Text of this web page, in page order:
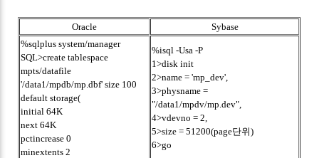
Oracle
Sybase
%sqlplus system/manager
SQL>create tablespace
mpts/datafile
'/data1/mpdb/mp.dbf' size 100
default storage(
initial 64K
next 64K
pctincrease 0
minextents 2
%isql -Usa -P
1>disk init
2>name = 'mp_dev',
3>physname =
"/data1/mpdv/mp.dev",
4>vdevno = 2,
5>size = 51200(page단위)
6>go